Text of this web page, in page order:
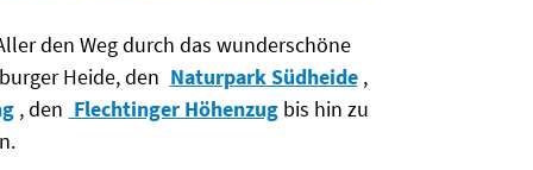
den Weg durch das wunderschöne
Heide, den Naturpark Südheide ,
, den Flechtinger Höhenzug bis hin zu